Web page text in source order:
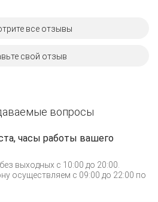
все отзывы
свой отзыв
вопросы
часы работы вашего
выходных с 10:00 до 20:00.
осуществляем с 09:00 до 22:00 по